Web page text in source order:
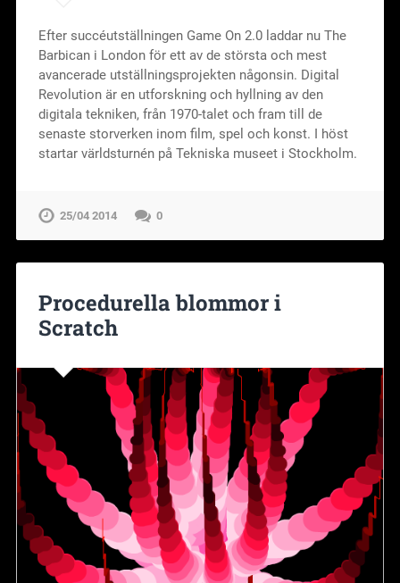
Efter succéutställningen Game On 2.0 laddar nu The
Barbican i London för ett av de största och mest
avancerade utställningsprojekten någonsin. Digital
Revolution är en utforskning och hyllning av den
digitala tekniken, från 1970-talet och fram till de
senaste storverken inom film, spel och konst. I höst
startar världsturnén på Tekniska museet i Stockholm.
25/04 2014 0
Procedurella blommor i
Scratch